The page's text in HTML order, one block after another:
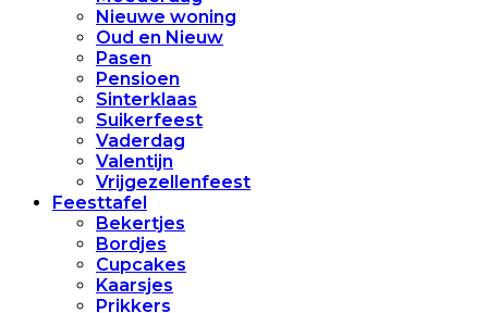
Nieuwe woning
Oud en Nieuw
Pasen
Pensioen
Sinterklaas
Suikerfeest
Vaderdag
Valentijn
Vrijgezellenfeest
Feesttafel
Bekertjes
Bordjes
Cupcakes
Kaarsjes
Prikkers